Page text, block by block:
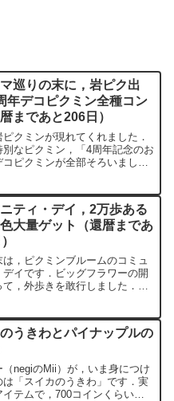
巡りの末に，岩ピク出
年デコピクミン全種コン
まであと206日）
クミンが現れてくれました．
別なピクミン，「4周年記念のお
コピクミンが全部そろいまし
いました．こうして歩いてみる
と近い距離にた...
ティ・デイ，2万歩ある
大量ゲット（還暦まであ
は，ピクミンブルームのコミュ
デイです．ビッグフラワーの開
て，外歩きを敢行しました．い
筋に，パーロット咲きのチュー
咲き誇っていまし...
うきわとパイナップルの
（negiのMii）が，いま身につけ
は「スイカのうきわ」です．実
テムで，700コインくらいだ